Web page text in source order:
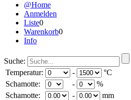
@Home
Anmelden
Liste0
Warenkorb0
Info
Suche:
Temperatur:
-
°C
Schamotte:
-
%
Schamotte:
- mm